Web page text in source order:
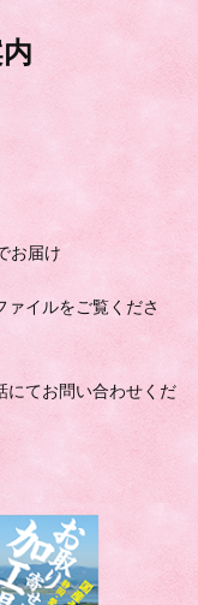
お届け
イルをご覧くださ
てお問い合わせくだ